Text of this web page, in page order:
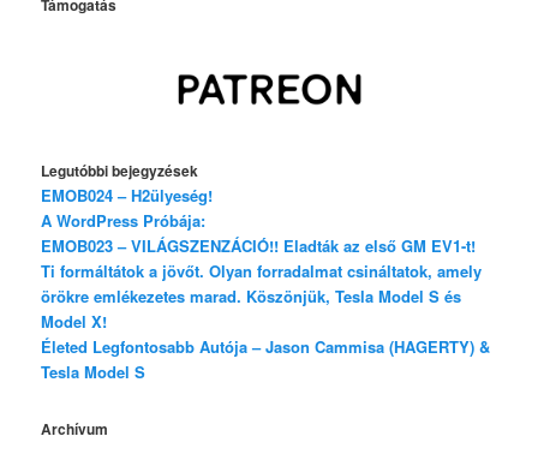
Támogatás
Legutóbbi bejegyzések
EMOB024 – H2ülyeség!
A WordPress Próbája:
EMOB023 – VILÁGSZENZÁCIÓ!! Eladták az első GM EV1-t!
Ti formáltátok a jövőt. Olyan forradalmat csináltatok, amely
örökre emlékezetes marad. Köszönjük, Tesla Model S és
Model X!
Életed Legfontosabb Autója – Jason Cammisa (HAGERTY) &
Tesla Model S
Archívum